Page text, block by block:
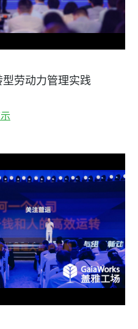
劳动力管理实践